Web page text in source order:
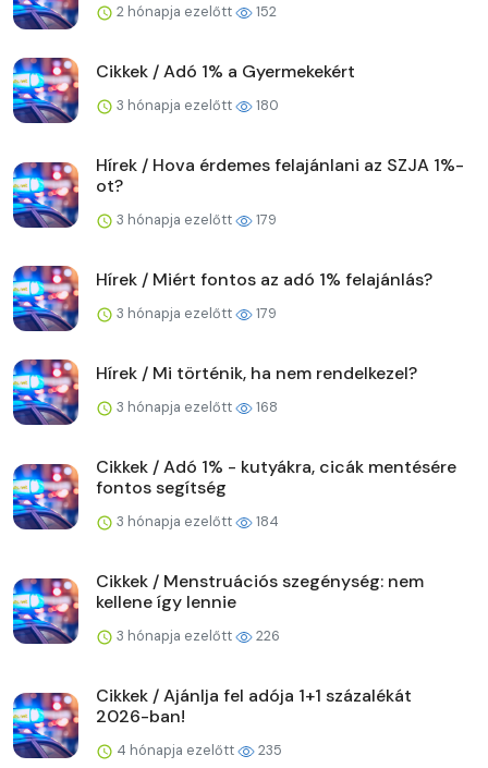
2 hónapja ezelőtt 152
Cikkek / Adó 1% a Gyermekekért
3 hónapja ezelőtt 180
Hírek / Hova érdemes felajánlani az SZJA 1%-
ot?
3 hónapja ezelőtt 179
Hírek / Miért fontos az adó 1% felajánlás?
3 hónapja ezelőtt 179
Hírek / Mi történik, ha nem rendelkezel?
3 hónapja ezelőtt 168
Cikkek / Adó 1% - kutyákra, cicák mentésére
fontos segítség
3 hónapja ezelőtt 184
Cikkek / Menstruációs szegénység: nem
kellene így lennie
3 hónapja ezelőtt 226
Cikkek / Ajánlja fel adója 1+1 százalékát
2026-ban!
4 hónapja ezelőtt 235